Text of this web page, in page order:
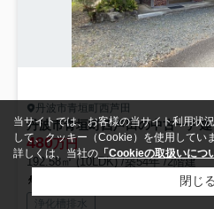
丹波市青垣町西芦田
丹波市青垣町西芦田の中古一戸建
480万円
192.58㎡ (10LDK) /築54年 /2階建
福知山線「石生」駅 徒歩151分車
浄化槽排水
当サイトでは、お客様の当サイト利用状
して、クッキー（Cookie）を使用してい
詳しくは、当社の 「Cookieの取扱いにつ
閉じる